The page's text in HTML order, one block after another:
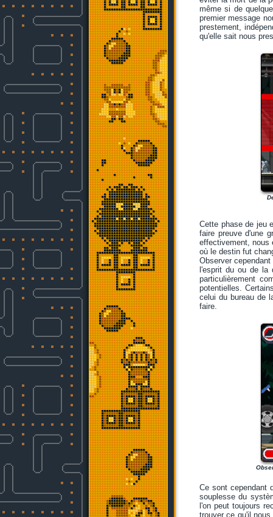
même si de
premier message
prestement,
qu'elle sait nous
Cette phase de jeu
faire preuve d'une
effectivement, nous
où le destin fut
Observer
l'esprit du ou de la
particulièrement
potentielles.
celui du bureau de
faire.
Ce sont cependant
souplesse du
l'on peut toujours
trouver ce qu'il